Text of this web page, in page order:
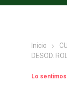
Inicio
DESOD.
Lo